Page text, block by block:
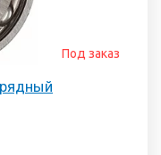
Под заказ